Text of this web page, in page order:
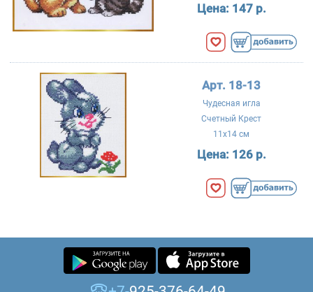
Цена: 147 р.
Арт. 18-13
Чудесная игла
Счетный Крест
11x14 см
Цена: 126 р.